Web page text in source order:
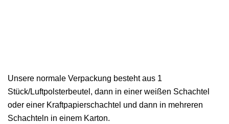
Unsere normale Verpackung besteht aus 1
Stück/Luftpolsterbeutel, dann in einer weißen Schachtel
oder einer Kraftpapierschachtel und dann in mehreren
Schachteln in einem Karton.